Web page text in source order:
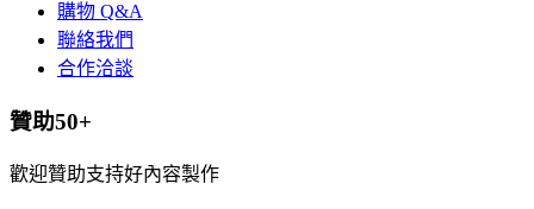
購物 Q&A
聯絡我們
合作洽談
贊助50+
歡迎贊助支持好內容製作